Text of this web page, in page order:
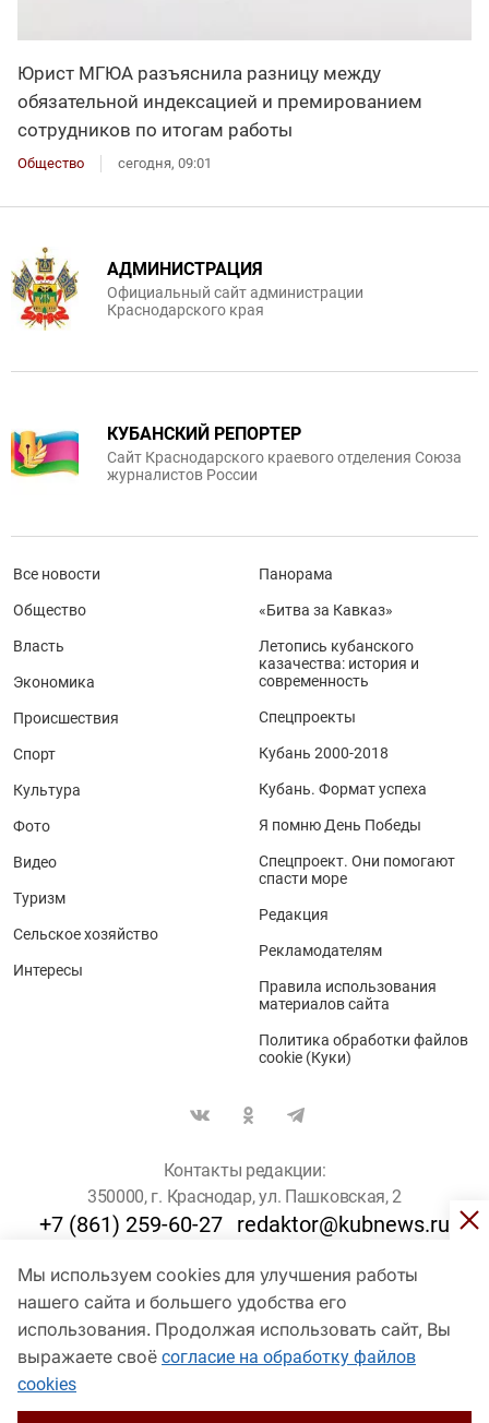
Юрист МГЮА разъяснила разницу между
обязательной индексацией и премированием
сотрудников по итогам работы
Общество сегодня, 09:01
Мы используем cookies для улучшения работы
нашего сайта и большего удобства его
использования. Продолжая использовать сайт, Вы
выражаете своё согласие на обработку файлов
cookies
АДМИНИСТРАЦИЯ
Официальный сайт администрации
Краснодарского края
КУБАНСКИЙ РЕПОРТЕР
Сайт Краснодарского краевого отделения Союза
журналистов России
Все новости
Общество
Власть
Экономика
Происшествия
Спорт
Культура
Фото
Видео
Туризм
Сельское хозяйство
Интересы
Панорама
«Битва за Кавказ»
Летопись кубанского
казачества: история и
современность
Спецпроекты
Кубань 2000-2018
Кубань. Формат успеха
Я помню День Победы
Спецпроект. Они помогают
спасти море
Редакция
Рекламодателям
Правила использования
материалов сайта
Политика обработки файлов
cookie (Куки)
Контакты редакции:
350000, г. Краснодар, ул. Пашковская, 2
+7 (861) 259-60-27 redaktor@kubnews.ru
Для пользователей старше 16 лет
© Кубанские Новости, 2017
Сетевое издание «kubnews» зарегистрировано Федеральной
службой по надзору в сфере связи, информационных технологий
и массовых коммуникаций (Роскомнадзор). Регистрационный